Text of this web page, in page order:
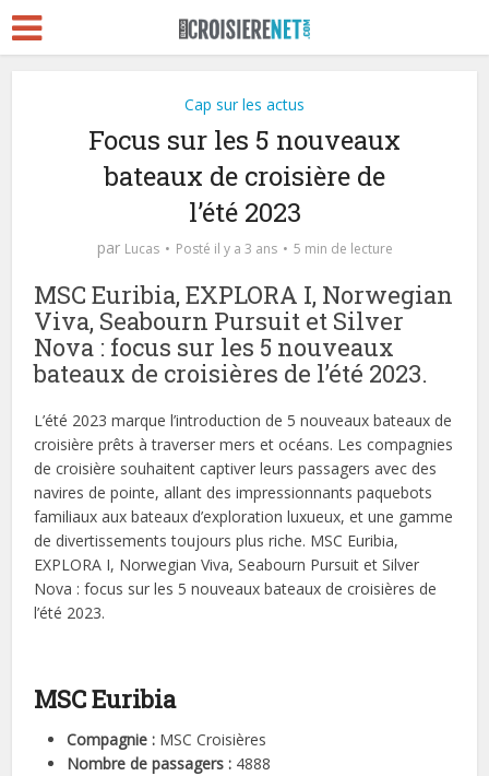
Cap sur les actus
Focus sur les 5 nouveaux
bateaux de croisière de
l’été 2023
par Lucas Posté il y a 3 ans 5 min de lecture
MSC Euribia, EXPLORA I, Norwegian
Viva, Seabourn Pursuit et Silver
Nova : focus sur les 5 nouveaux
bateaux de croisières de l’été 2023.
L’été 2023 marque l’introduction de 5 nouveaux bateaux de
croisière prêts à traverser mers et océans. Les compagnies
de croisière souhaitent captiver leurs passagers avec des
navires de pointe, allant des impressionnants paquebots
familiaux aux bateaux d’exploration luxueux, et une gamme
de divertissements toujours plus riche. MSC Euribia,
EXPLORA I, Norwegian Viva, Seabourn Pursuit et Silver
Nova : focus sur les 5 nouveaux bateaux de croisières de
l’été 2023.
MSC Euribia
Compagnie : MSC Croisières
Nombre de passagers : 4888